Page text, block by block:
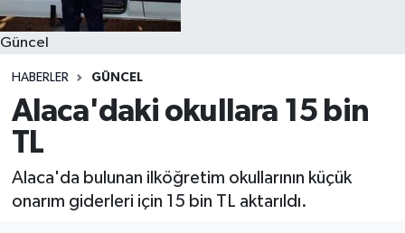
Güncel
HABERLER GÜNCEL
Alaca'daki okullara 15 bin
TL
Alaca'da bulunan ilköğretim okullarının küçük
onarım giderleri için 15 bin TL aktarıldı.
Son Dakika Haberleri
Haber Arşivi